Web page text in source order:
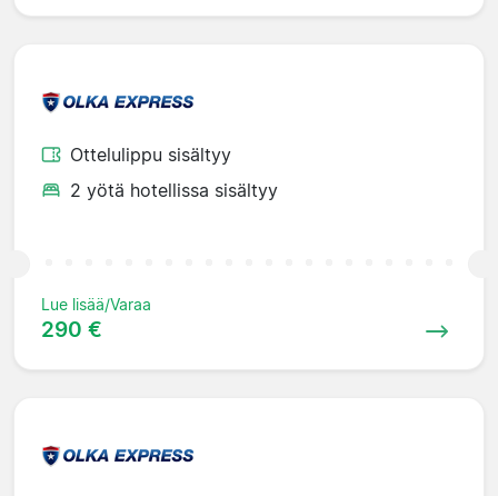
Ottelulippu sisältyy
2 yötä hotellissa sisältyy
Lue lisää/Varaa
290 €